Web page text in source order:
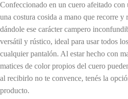
Confeccionado en un cuero afeitado
una costura cosida a mano que recorre y
dándole ese carácter campero
versátil y rústico, ideal para usar todos
cualquier pantalón. Al estar hecho con
matices de color propios del cuero
al recibirlo no te convence, tenés la
producto.